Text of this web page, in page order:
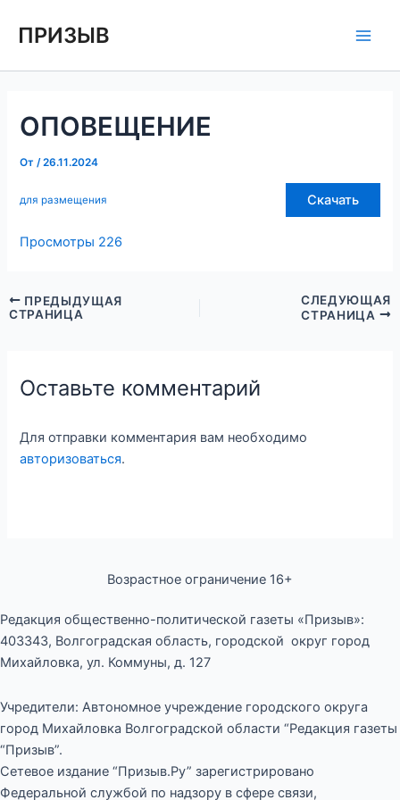
ПРИЗЫВ
ОПОВЕЩЕНИЕ
От /26.11.2024
для размещения Скачать
Просмотры 226
по
ПРЕДЫДУЩАЯ
СТРАНИЦА
СЛЕДУЮЩАЯ
СТРАНИЦА
Оставьте комментарий
Для отправки комментария вам необходимо
авторизоваться.
Возрастное ограничение 16+
Редакция общественно-политической газеты «Призыв»:
403343, Волгоградская область, городской округ город
Михайловка, ул. Коммуны, д. 127
Учредители: Автономное учреждение городского округа
город Михайловка Волгоградской области “Редакция газеты
“Призыв”.
Сетевое издание “Призыв.Ру” зарегистрировано
Федеральной службой по надзору в сфере связи,